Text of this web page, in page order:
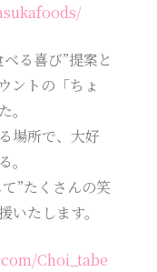
る喜び”提案と
ントの「ちょ
場所で、大好
”たくさんの笑
たします。
Choi_tabe